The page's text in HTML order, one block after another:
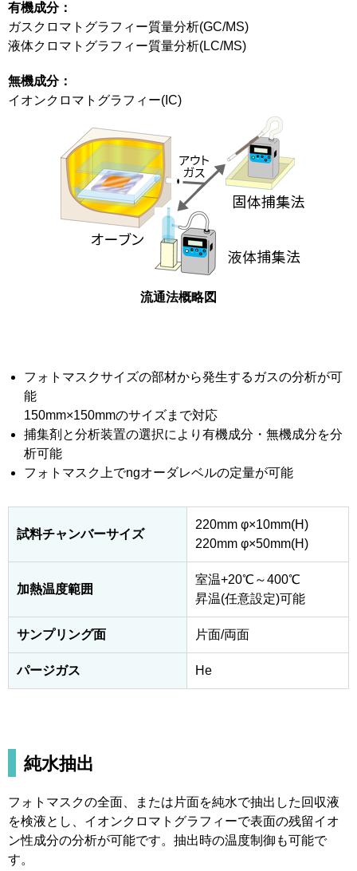
有機成分：
ガスクロマトグラフィー質量分析(GC/MS)
液体クロマトグラフィー質量分析(LC/MS)
無機成分：
イオンクロマトグラフィー(IC)
流通法概略図
フォトマスクサイズの部材から発生するガスの分析が可
能
150mm×150mmのサイズまで対応
捕集剤と分析装置の選択により有機成分・無機成分を分
析可能
フォトマスク上でngオーダレベルの定量が可能
試料チャンバーサイズ
220mm φ×10mm(H)
220mm φ×50mm(H)
加熱温度範囲
室温+20℃～400℃
昇温(任意設定)可能
サンプリング面 片面/両面
パージガス He
純水抽出
フォトマスクの全面、または片面を純水で抽出した回収液
を検液とし、イオンクロマトグラフィーで表面の残留イオ
ン性成分の分析が可能です。抽出時の温度制御も可能で
す。